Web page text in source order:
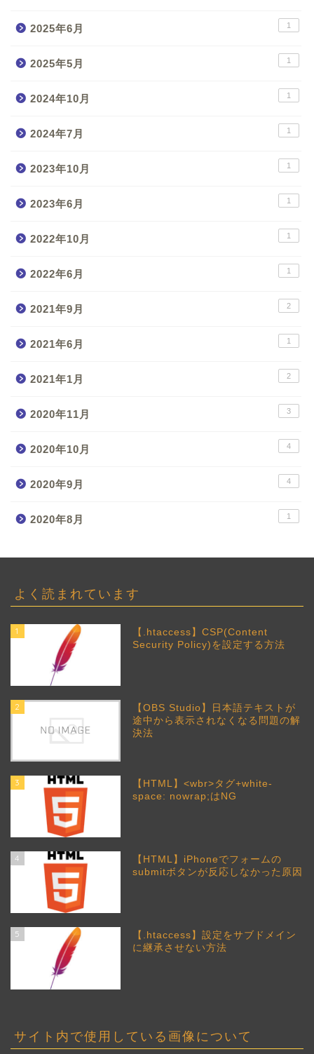
2025年6月 1
2025年5月 1
2024年10月 1
2024年7月 1
2023年10月 1
2023年6月 1
2022年10月 1
2022年6月 1
2021年9月 2
2021年6月 1
2021年1月 2
2020年11月 3
2020年10月 4
2020年9月 4
2020年8月 1
よく読まれています
1
【.htaccess】CSP(Content
Security Policy)を設定する方法
2
【OBS Studio】日本語テキストが
途中から表示されなくなる問題の解
決法
3
【HTML】<wbr>タグ+white-
space: nowrap;はNG
4
【HTML】iPhoneでフォームの
submitボタンが反応しなかった原因
5
【.htaccess】設定をサブドメイン
に継承させない方法
サイト内で使用している画像について